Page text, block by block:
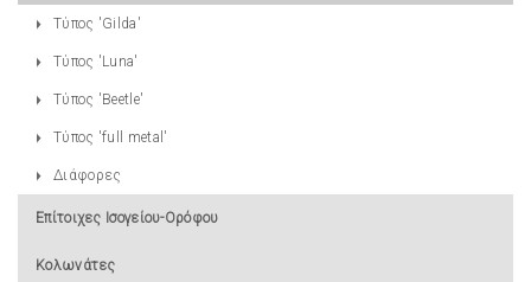
Τύπος 'Gilda'
Τύπος 'Luna'
Τύπος 'Beetle'
Τύπος 'full metal'
Διάφορες
Επίτοιχες Ισογείου-Ορόφου
Κολωνάτες